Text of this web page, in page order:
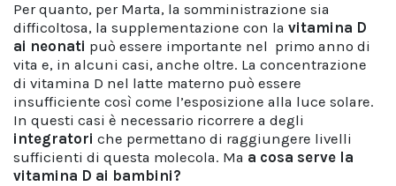
Per quanto, per Marta, la somministrazione sia
difficoltosa, la supplementazione con la vitamina D
ai neonati può essere importante nel primo anno di
vita e, in alcuni casi, anche oltre. La concentrazione
di vitamina D nel latte materno può essere
insufficiente così come l’esposizione alla luce solare.
In questi casi è necessario ricorrere a degli
integratori che permettano di raggiungere livelli
sufficienti di questa molecola. Ma a cosa serve la
vitamina D ai bambini?